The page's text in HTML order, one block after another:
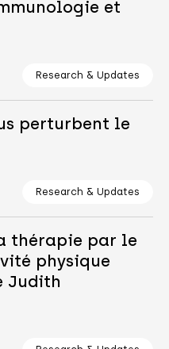
et
Research & Updates
perturbent le
Research & Updates
thérapie par le
physique
Judith